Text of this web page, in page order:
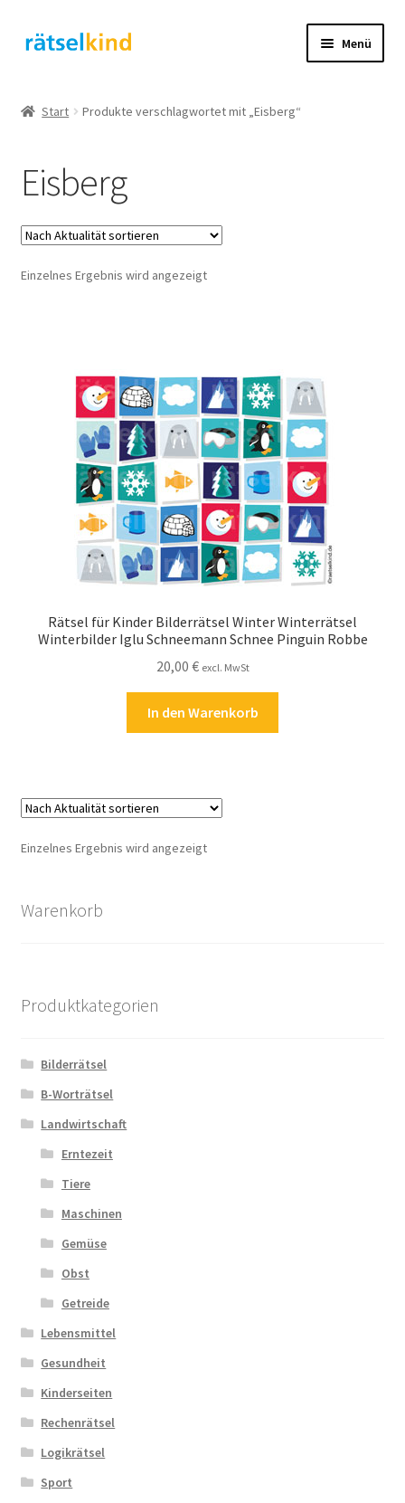
Zur
Navigation
Zum
Inhalt
Menü
Cookie-Richtlinie (EU)
Datenschutzbelehrung
Echtheit von Bewertungen
Impressum
Kostenlose Rätsel
Mein Konto
Shop
Widerrufsbelehrung
Zahlungsarten
Start Produkte verschlagwortet mit „Eisberg“
Eisberg
Einzelnes Ergebnis wird angezeigt
Rätsel für Kinder Bilderrätsel Winter Winterrätsel
Winterbilder Iglu Schneemann Schnee Pinguin Robbe
20,00 € excl. MwSt
In den Warenkorb
Einzelnes Ergebnis wird angezeigt
Warenkorb
Produktkategorien
Bilderrätsel
B-Worträtsel
Landwirtschaft
Erntezeit
Tiere
Maschinen
Gemüse
Obst
Getreide
Lebensmittel
Gesundheit
Kinderseiten
Rechenrätsel
Logikrätsel
Sport